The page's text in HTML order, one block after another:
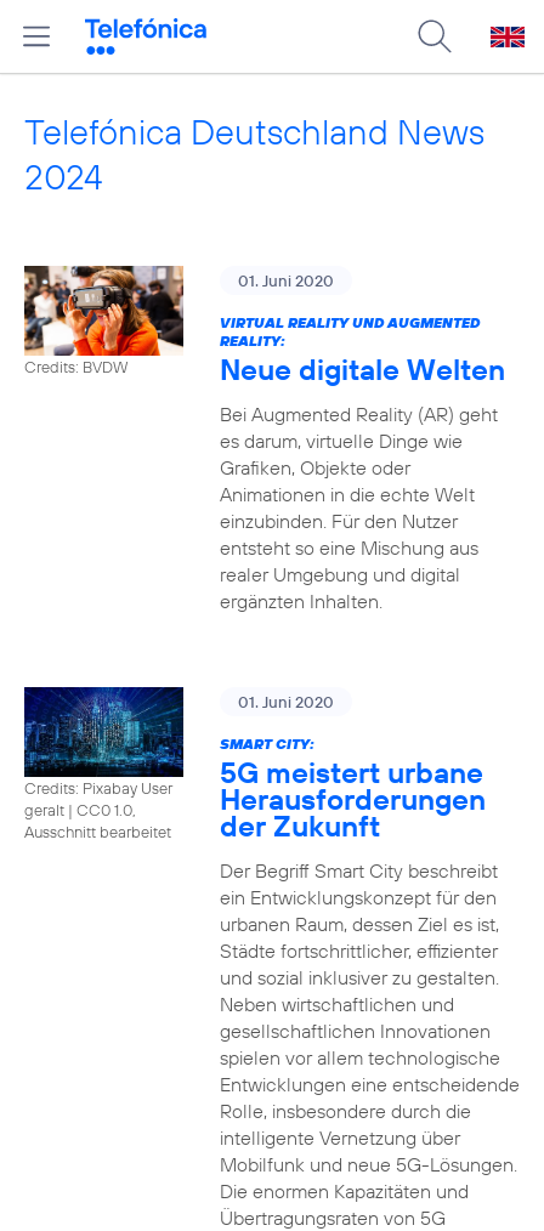
Telefónica Deutschland News
2024
Credits: BVDW
01. Juni 2020
VIRTUAL REALITY UND AUGMENTED
REALITY:
Neue digitale Welten
Bei Augmented Reality (AR) geht
es darum, virtuelle Dinge wie
Grafiken, Objekte oder
Animationen in die echte Welt
einzubinden. Für den Nutzer
entsteht so eine Mischung aus
realer Umgebung und digital
ergänzten Inhalten.
Credits: Pixabay User
geralt | CC0 1.0,
Ausschnitt bearbeitet
01. Juni 2020
SMART CITY:
5G meistert urbane
Herausforderungen
der Zukunft
Der Begriff Smart City beschreibt
ein Entwicklungskonzept für den
urbanen Raum, dessen Ziel es ist,
Städte fortschrittlicher, effizienter
und sozial inklusiver zu gestalten.
Neben wirtschaftlichen und
gesellschaftlichen Innovationen
spielen vor allem technologische
Entwicklungen eine entscheidende
Rolle, insbesondere durch die
intelligente Vernetzung über
Mobilfunk und neue 5G-Lösungen.
Die enormen Kapazitäten und
Übertragungsraten von 5G